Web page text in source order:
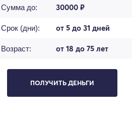
Сумма до: 30000 ₽
Срок (дни): от 5 до 31 дней
Возраст: от 18 до 75 лет
ПОЛУЧИТЬ ДЕНЬГИ